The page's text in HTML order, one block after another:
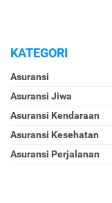
KATEGORI
Asuransi
Asuransi Jiwa
Asuransi Kendaraan
Asuransi Kesehatan
Asuransi Perjalanan